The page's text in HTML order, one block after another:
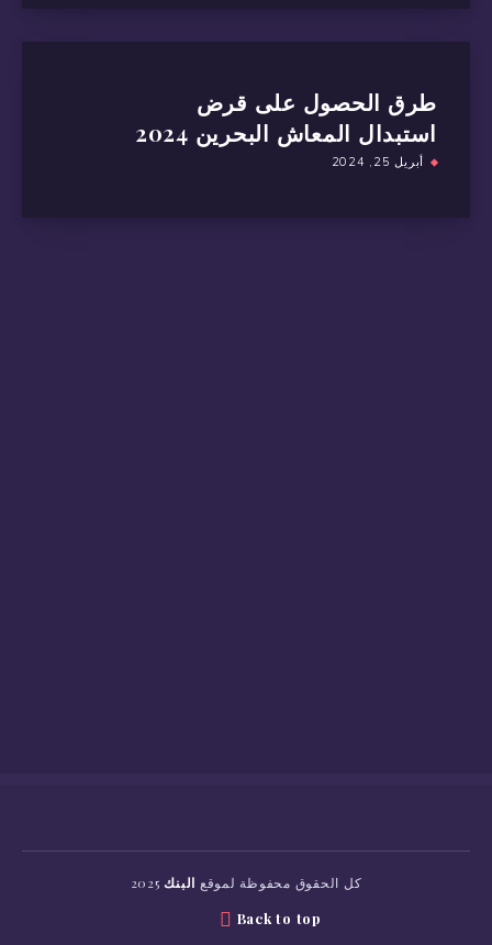
طرق الحصول على قرض
استبدال المعاش البحرين 2024
أبريل 25, 2024
كل الحقوق محفوظة لموقع البنك
Back to top